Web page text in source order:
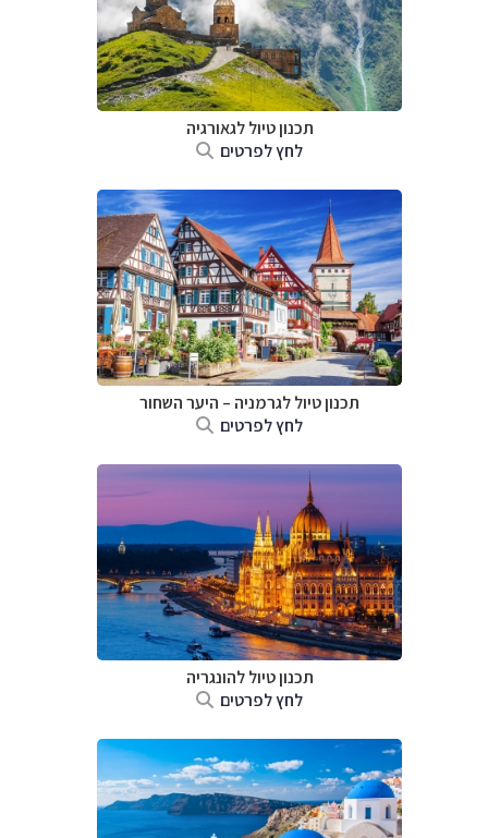
תכנון טיול לגאורגיה
לחץ לפרטים
תכנון טיול לגרמניה – היער השחור
לחץ לפרטים
תכנון טיול להונגריה
לחץ לפרטים